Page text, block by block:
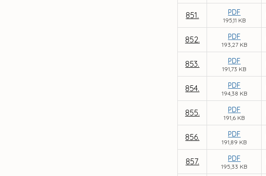
851. PDF
195,11 KB
852. PDF
193,27 KB
853. PDF
191,73 KB
854. PDF
194,38 KB
855. PDF
191,6 KB
856. PDF
191,89 KB
857. PDF
195,33 KB